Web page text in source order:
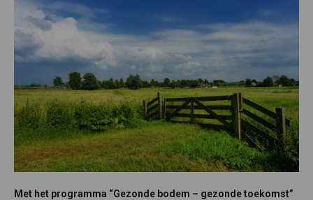
Met het programma “Gezonde bodem – gezonde toekomst”